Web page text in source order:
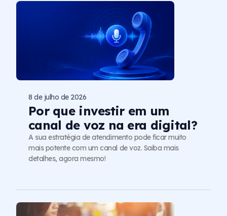
Por que investir em um
canal de voz na era digital?
8 de julho de 2026
A sua estratégia de atendimento pode ficar muito
mais potente com um canal de voz. Saiba mais
detalhes, agora mesmo!